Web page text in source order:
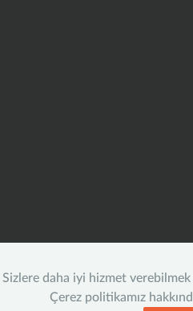
Sizlere daha iyi hizmet
Çerez politikamız